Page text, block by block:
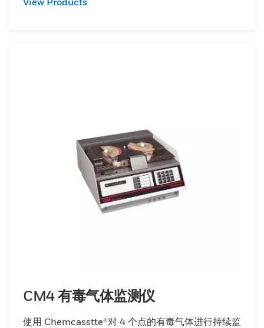
CM4 有毒气体监测仪
使用 Chemcasstte®对 4 个点的有毒气体进行持续监